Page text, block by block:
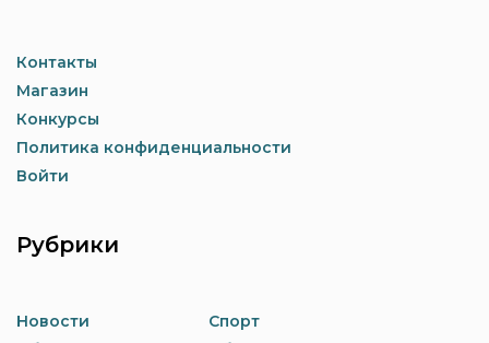
Контакты
Магазин
Конкурсы
Политика конфиденциальности
Войти
Рубрики
Новости
Спорт